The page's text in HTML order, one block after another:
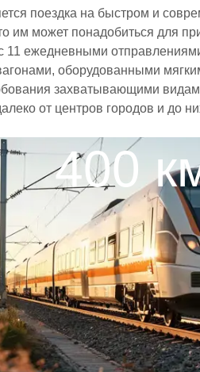
поездка на быстром и
может понадобиться для
11 ежедневными
оборудованными
захватывающими
от центров городов и до
400